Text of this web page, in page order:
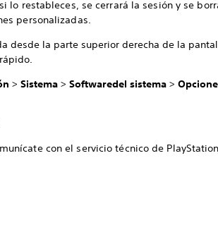
lo restableces, se cerrará la sesión y se
personalizadas.
desde la parte superior derecha de la
>Sistema >Softwaredel sistema >
con el servicio técnico de